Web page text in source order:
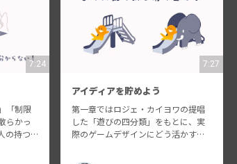
7:24
「制限
らかっ
の持つ
7:27
アイディアを貯めよう
第一章ではロジェ・カイヨワの提唱
した「遊びの四分類」をもとに、実
際のゲームデザインにどう活かすの